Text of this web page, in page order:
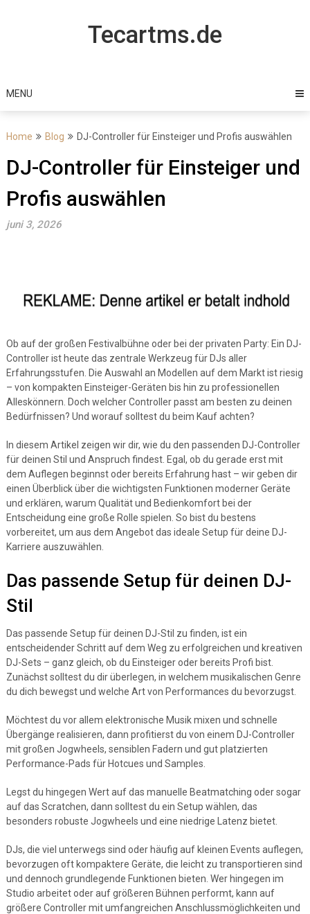
Tecartms.de
MENU
Home Blog DJ-Controller für Einsteiger und Profis auswählen
DJ-Controller für Einsteiger und
Profis auswählen
juni 3, 2026
Ob auf der großen Festivalbühne oder bei der privaten Party: Ein DJ-
Controller ist heute das zentrale Werkzeug für DJs aller
Erfahrungsstufen. Die Auswahl an Modellen auf dem Markt ist riesig
– von kompakten Einsteiger-Geräten bis hin zu professionellen
Alleskönnern. Doch welcher Controller passt am besten zu deinen
Bedürfnissen? Und worauf solltest du beim Kauf achten?
In diesem Artikel zeigen wir dir, wie du den passenden DJ-Controller
für deinen Stil und Anspruch findest. Egal, ob du gerade erst mit
dem Auflegen beginnst oder bereits Erfahrung hast – wir geben dir
einen Überblick über die wichtigsten Funktionen moderner Geräte
und erklären, warum Qualität und Bedienkomfort bei der
Entscheidung eine große Rolle spielen. So bist du bestens
vorbereitet, um aus dem Angebot das ideale Setup für deine DJ-
Karriere auszuwählen.
Das passende Setup für deinen DJ-
Stil
Das passende Setup für deinen DJ-Stil zu finden, ist ein
entscheidender Schritt auf dem Weg zu erfolgreichen und kreativen
DJ-Sets – ganz gleich, ob du Einsteiger oder bereits Profi bist.
Zunächst solltest du dir überlegen, in welchem musikalischen Genre
du dich bewegst und welche Art von Performances du bevorzugst.
Möchtest du vor allem elektronische Musik mixen und schnelle
Übergänge realisieren, dann profitierst du von einem DJ-Controller
mit großen Jogwheels, sensiblen Fadern und gut platzierten
Performance-Pads für Hotcues und Samples.
Legst du hingegen Wert auf das manuelle Beatmatching oder sogar
auf das Scratchen, dann solltest du ein Setup wählen, das
besonders robuste Jogwheels und eine niedrige Latenz bietet.
DJs, die viel unterwegs sind oder häufig auf kleinen Events auflegen,
bevorzugen oft kompaktere Geräte, die leicht zu transportieren sind
und dennoch grundlegende Funktionen bieten. Wer hingegen im
Studio arbeitet oder auf größeren Bühnen performt, kann auf
größere Controller mit umfangreichen Anschlussmöglichkeiten und